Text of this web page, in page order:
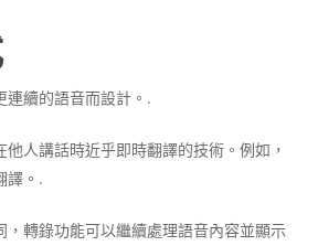
連續的語音而設計。.
人講話時近乎即時翻譯的技術。例如，
譯。.
，轉錄功能可以繼續處理語音內容並顯示